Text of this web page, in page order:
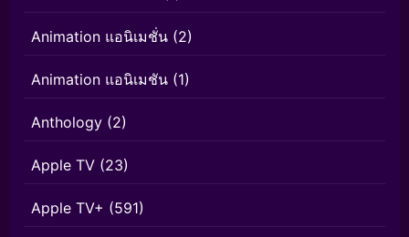
Animation แอนิเมชั่น (2)
Animation แอนิเมชัน (1)
Anthology (2)
Apple TV (23)
Apple TV+ (591)